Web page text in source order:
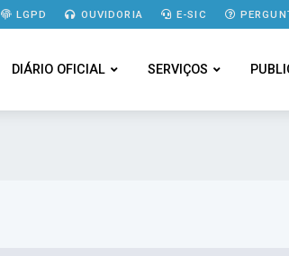
LGPD OUVIDORIA E-SIC
DIÁRIO OFICIAL SERVIÇOS